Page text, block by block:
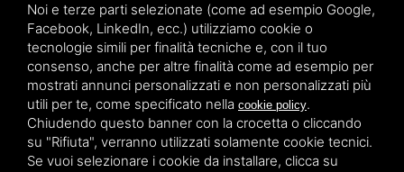
Privacy policy
Sitemap
TITOLCHIMICA SPA - VIA DELL'ARTIGIANATO, 2
(MACROAREA) 45030 VILLAMARZANA (RO) ITALY,
TEL +39 0425 492644. P.I. 00748970290
Noi e terze parti selezionate (come ad esempio Google,
Facebook, LinkedIn, ecc.) utilizziamo cookie o
tecnologie simili per finalità tecniche e, con il tuo
consenso, anche per altre finalità come ad esempio per
mostrati annunci personalizzati e non personalizzati più
utili per te, come specificato nella cookie policy.
Chiudendo questo banner con la crocetta o cliccando
su "Rifiuta", verranno utilizzati solamente cookie tecnici.
Se vuoi selezionare i cookie da installare, clicca su